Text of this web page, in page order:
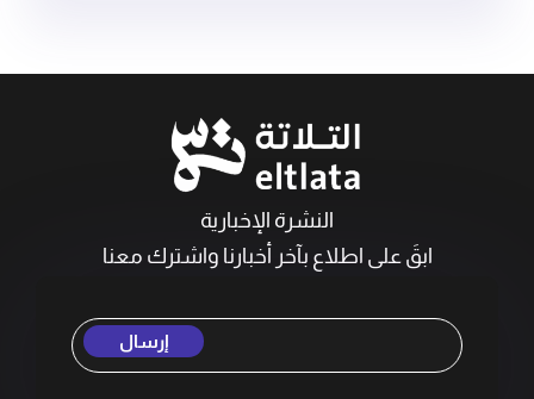
النشرة الإخبارية
ابقَ على اطلاع بآخر أخبارنا واشترك معنا
إرسال